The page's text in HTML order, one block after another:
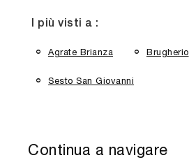
I più visti a :
Agrate Brianza Brugherio
Sesto San Giovanni
Continua a navigare